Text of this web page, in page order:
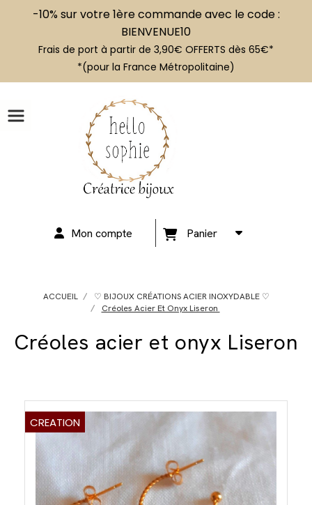
-10% sur votre 1ère commande avec le code :
BIENVENUE10
Frais de port à partir de 3,90€ OFFERTS dès 65€*
*(pour la France Métropolitaine)
Mon compte Panier
ACCUEIL
♡ BIJOUX CRÉATIONS ACIER INOXYDABLE ♡
Créoles Acier Et Onyx Liseron
Créoles acier et onyx Liseron
CREATION